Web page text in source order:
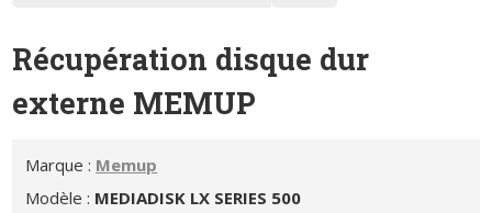
Récupération disque dur
externe MEMUP
Marque : Memup
Modèle : MEDIADISK LX SERIES 500